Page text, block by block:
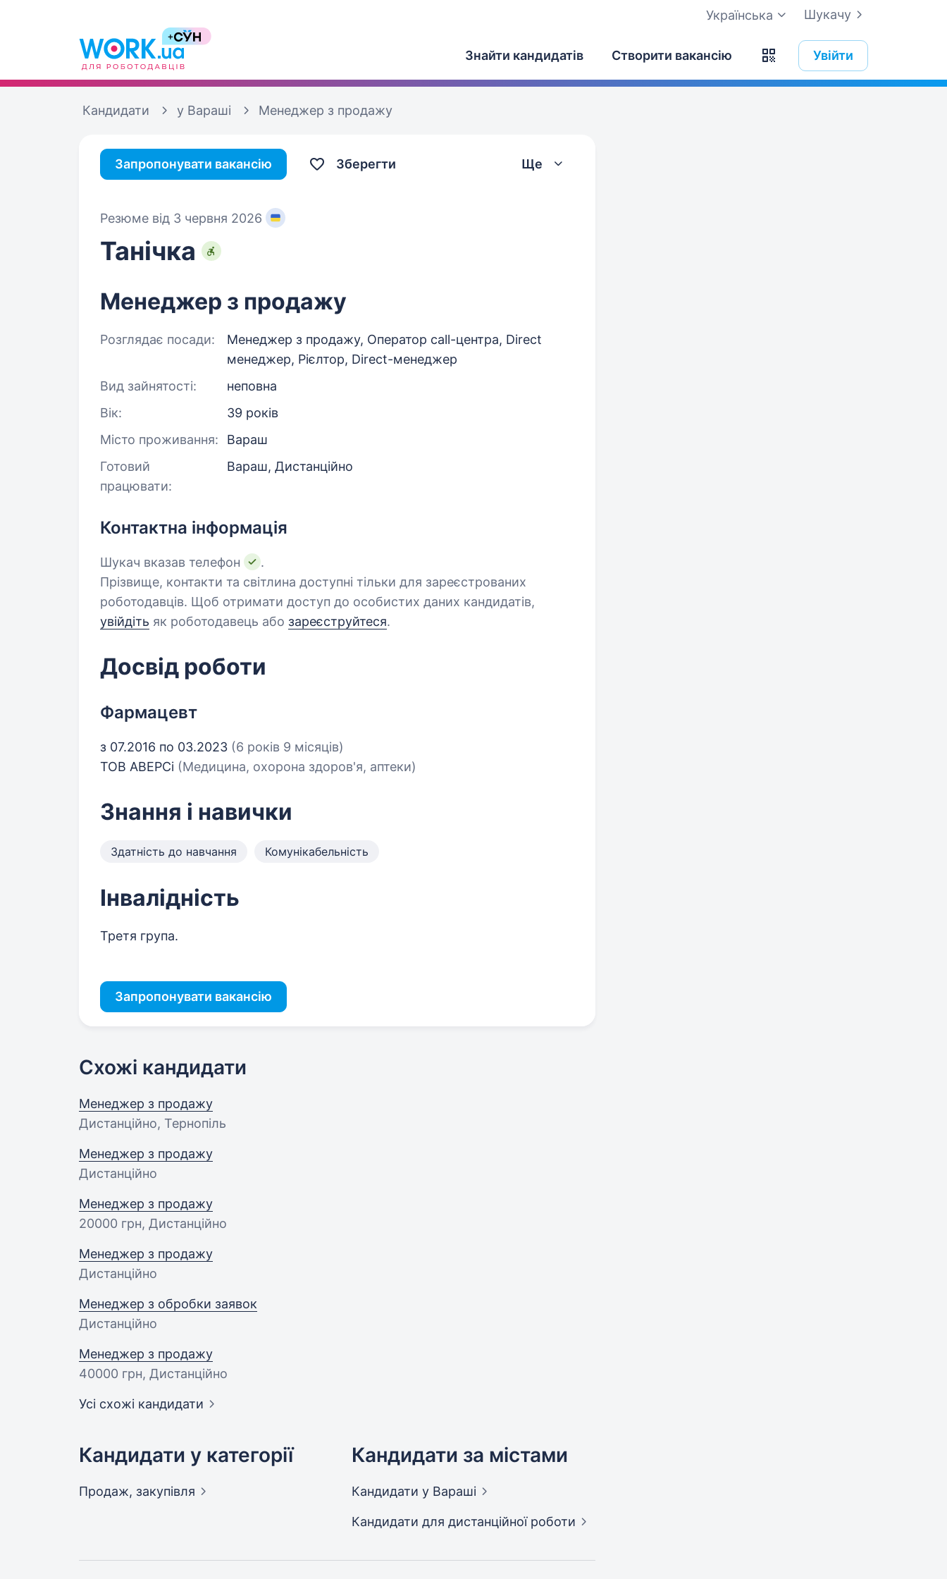
Шукачу
Українська
Знайти кандидатів Створити вакансію Увійти
Кандидати у Вараші Менеджер з продажу
Запропонувати вакансію Зберегти Ще
Резюме від 3 червня 2026
Танічка
Менеджер з продажу
Розглядає посади:
Менеджер з продажу, Оператор call-центра, Direct
менеджер, Рієлтор, Direct-менеджер
Вид зайнятості:
неповна
Вік:
39 років
Місто проживання:
Вараш
Готовий
працювати:
Вараш, Дистанційно
Контактна інформація
Шукач вказав телефон
.
Прізвище, контакти та світлина доступні тільки для зареєстрованих
роботодавців. Щоб отримати доступ до особистих даних кандидатів,
увійдіть як роботодавець або зареєструйтеся.
Досвід роботи
Фармацевт
з 07.2016 по 03.2023 (6 років 9 місяців)
ТОВ АВЕРСі (Медицина, охорона здоров'я, аптеки)
Знання і навички
Здатність до навчання Комунікабельність
Інвалідність
Третя група.
Запропонувати вакансію
Схожі кандидати
Менеджер з продажу
Дистанційно, Тернопіль
Менеджер з продажу
Дистанційно
Менеджер з продажу
20000 грн, Дистанційно
Менеджер з продажу
Дистанційно
Менеджер з обробки заявок
Дистанційно
Менеджер з продажу
40000 грн, Дистанційно
Усі схожі кандидати
Кандидати у категорії
Продаж, закупівля
Кандидати за містами
Кандидати у Вараші
Кандидати для дистанційної роботи